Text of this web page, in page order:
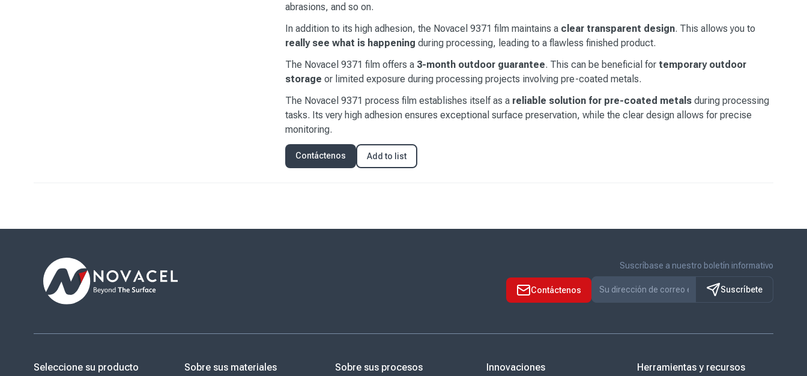
abrasions, and so on.
In addition to its high adhesion, the Novacel 9371 film maintains a clear transparent design. This allows you to
really see what is happening during processing, leading to a flawless finished product.
The Novacel 9371 film offers a3-month outdoor guarantee. This can be beneficial for temporary outdoor
storage or limited exposure during processing projects involving pre-coated metals.
The Novacel 9371 process film establishes itself as a reliable solution for pre-coated metalsduring processing
tasks. Its very high adhesion ensures exceptional surface preservation, while the clear design allows for precise
monitoring.
Contáctenos Add to list
Contáctenos
Suscríbase a nuestro boletín informativo
Suscríbete
Seleccione su producto Sobre sus materiales Sobre sus procesos Innovaciones Herramientas y recursos